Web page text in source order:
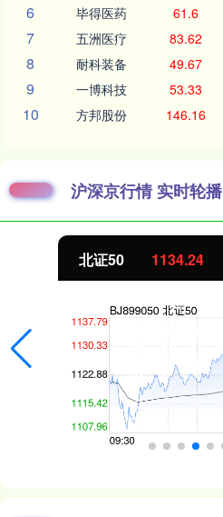
6 毕得医药 61.6
7 五洲医疗 83.62
8 耐科装备 49.67
9 一博科技 53.33
10 方邦股份 146.16
沪深京行情 实时轮播
北证50 1134.24